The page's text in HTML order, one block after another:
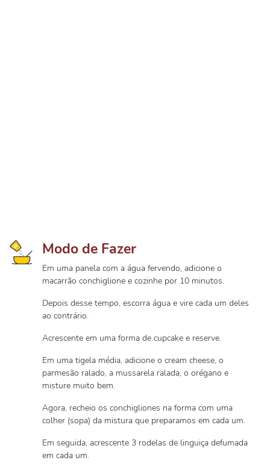
Modo de Fazer
Em uma panela com a água fervendo, adicione o
macarrão conchiglione e cozinhe por 10 minutos.
Depois desse tempo, escorra água e vire cada um deles
ao contrário.
Acrescente em uma forma de cupcake e reserve.
Em uma tigela média, adicione o cream cheese, o
parmesão ralado, a mussarela ralada, o orégano e
misture muito bem.
Agora, recheio os conchigliones na forma com uma
colher (sopa) da mistura que preparamos em cada um.
Em seguida, acrescente 3 rodelas de linguiça defumada
em cada um.